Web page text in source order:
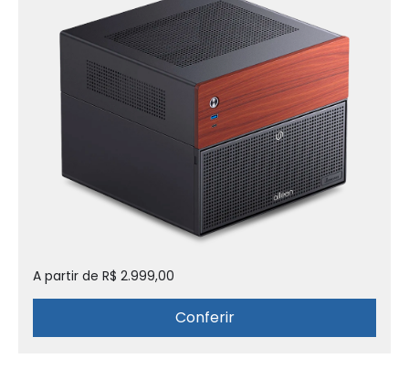
A partir de R$ 2.999,00
Conferir